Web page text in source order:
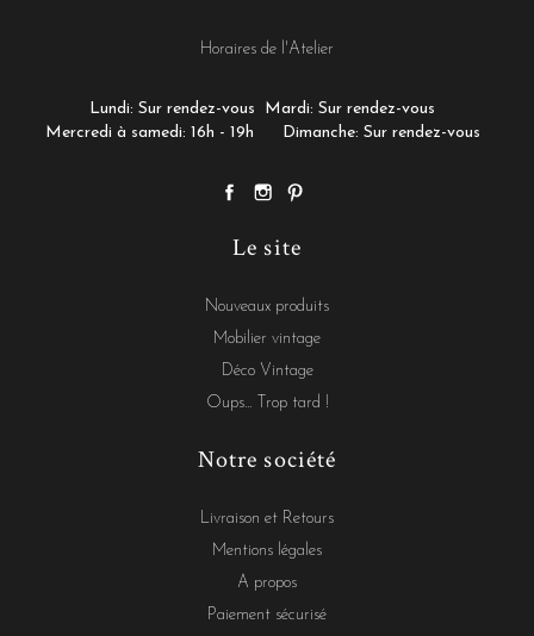
Horaires de l'Atelier
Lundi: Sur rendez-vous
Mardi: Sur rendez-vous
Mercredi à samedi: 16h - 19h
Dimanche: Sur rendez-vous
Le site
Nouveaux produits
Mobilier vintage
Déco Vintage
Oups... Trop tard !
Notre société
Livraison et Retours
Mentions légales
A propos
Paiement sécurisé